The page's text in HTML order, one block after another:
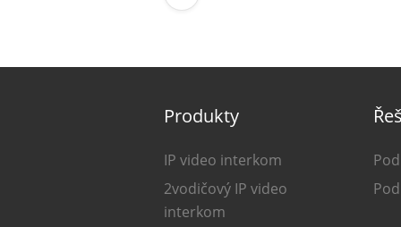
Produkty
IP video interkom
2vodičový IP video
interkom